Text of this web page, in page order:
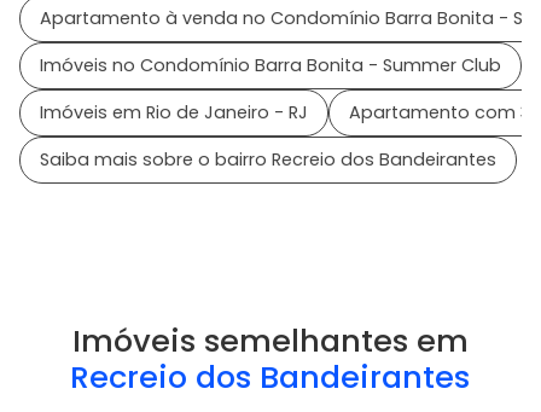
Apartamento à venda no Condomínio Barra Bonita -
Imóveis no Condomínio Barra Bonita - Summer Club
Imóveis em Rio de Janeiro - RJ
Apartamento com 3
Saiba mais sobre o bairro Recreio dos Bandeirantes
Imóveis semelhantes em
Recreio dos Bandeirantes